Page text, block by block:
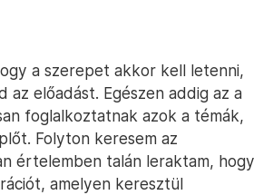
a szerepet akkor kell letenni,
az előadást. Egészen addig az a
foglalkoztatnak azok a témák,
Folyton keresem az
értelemben talán leraktam, hogy
amelyen keresztül